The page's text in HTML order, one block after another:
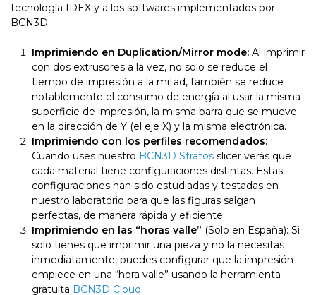
tecnología IDEX y a los softwares implementados por
BCN3D.
Imprimiendo en Duplication/Mirror mode: Al imprimir
con dos extrusores a la vez, no solo se reduce el
tiempo de impresión a la mitad, también se reduce
notablemente el consumo de energía al usar la misma
superficie de impresión, la misma barra que se mueve
en la dirección de Y (el eje X) y la misma electrónica.
Imprimiendo con los perfiles recomendados:
Cuando uses nuestro BCN3D Stratos slicer verás que
cada material tiene configuraciones distintas. Estas
configuraciones han sido estudiadas y testadas en
nuestro laboratorio para que las figuras salgan
perfectas, de manera rápida y eficiente.
Imprimiendo en las “horas valle” (Solo en España): Si
solo tienes que imprimir una pieza y no la necesitas
inmediatamente, puedes configurar que la impresión
empiece en una “hora valle” usando la herramienta
gratuita BCN3D Cloud.